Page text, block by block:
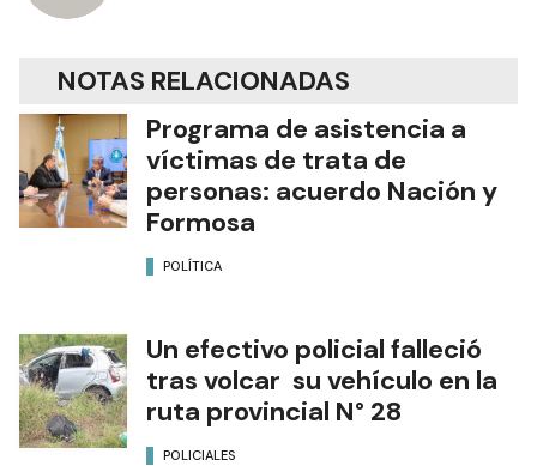
NOTAS RELACIONADAS
Programa de asistencia a
víctimas de trata de
personas: acuerdo Nación y
Formosa
POLÍTICA
Un efectivo policial falleció
tras volcar su vehículo en la
ruta provincial N° 28
POLICIALES